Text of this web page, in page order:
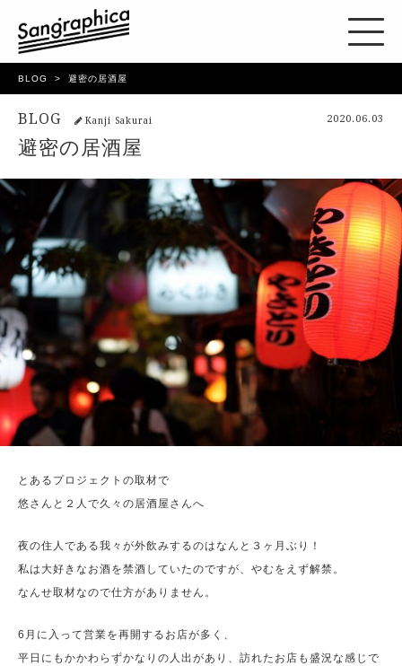
BLOG 避密の居酒屋
BLOG Kanji Sakurai 2020.06.03
避密の居酒屋
とあるプロジェクトの取材で
悠さんと２人で久々の居酒屋さんへ
夜の住人である我々が外飲みするのはなんと３ヶ月ぶり！
私は大好きなお酒を禁酒していたのですが、やむをえず解禁。
なんせ取材なので仕方がありません。
6月に入って営業を再開するお店が多く、
平日にもかかわらずかなりの人出があり、訪れたお店も盛況な感じで